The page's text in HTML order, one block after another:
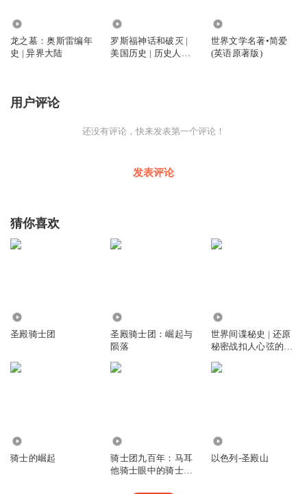
龙之墓：奥斯雷编年
史 | 异界大陆
罗斯福神话和破灭 |
美国历史 | 历史人物
世界文学名著•简爱
(英语原著版)
用户评论
还没有评论，快来发表第一个评论！
发表评论
猜你喜欢
圣殿骑士团
圣殿骑士团：崛起与
陨落
世界间谍秘史 | 还原
秘密战扣人心弦的情
之谜 亚历山大“弑父
骑士的崛起
骑士团九百年：马耳
他骑士眼中的骑士团
以色列-圣殿山